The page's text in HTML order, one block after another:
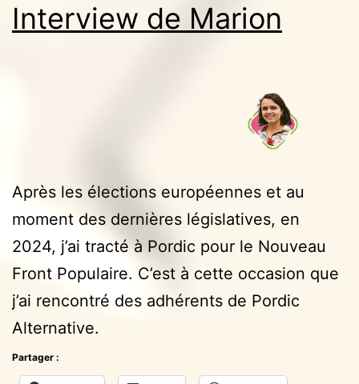
Interview de Marion
Après les élections européennes et au
moment des dernières législatives, en
2024, j’ai tracté à Pordic pour le Nouveau
Front Populaire. C’est à cette occasion que
j’ai rencontré des adhérents de Pordic
Alternative.
Partager :